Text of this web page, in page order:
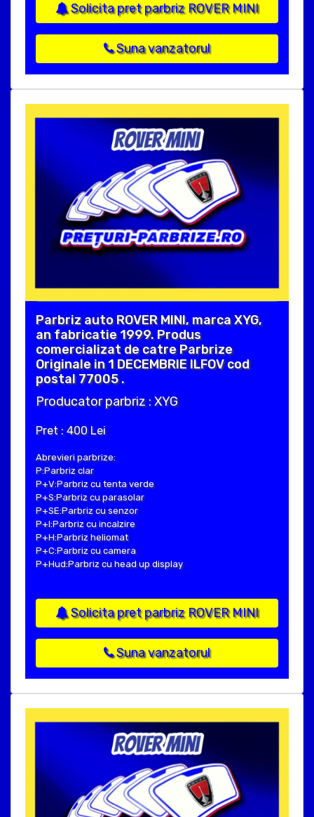
Solicita pret parbriz ROVER MINI
Suna vanzatorul
Parbriz auto ROVER MINI, marca XYG,
an fabricatie 1999. Produs
comercializat de catre Parbrize
Originale in 1 DECEMBRIE ILFOV cod
postal 77005 .
Producator parbriz : XYG
Pret : 400 Lei
Abrevieri parbrize:
P:Parbriz clar
P+V:Parbriz cu tenta verde
P+S:Parbriz cu parasolar
P+SE:Parbriz cu senzor
P+I:Parbriz cu incalzire
P+H:Parbriz heliomat
P+C:Parbriz cu camera
P+Hud:Parbriz cu head up display
Solicita pret parbriz ROVER MINI
Suna vanzatorul